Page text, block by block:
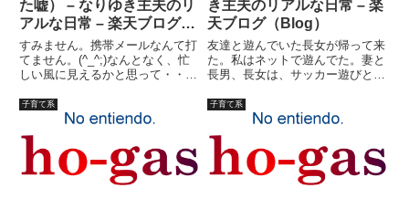
た嘘） – なりゆき主夫のリ
アルな日常 – 楽天ブログ
（Blog）
すみません。携帯メールなんて打
てません。(^_^;)なんとなく、忙
しい風に見えるかと思って・・・
った方はクリック！！いや?。と
りあえず、忙しいのではないけれ
ど、時間がないようです。帰省か
ら帰って一休みといきたい...
き主夫のリアルな日常 – 楽
天ブログ（Blog）
友達と遊んでいた長女が帰って来
た。私はネットで遊んでた。妻と
長男、長女は、サッカー遊びとい
のファミレスあたりで食べてく
る。「ああ、昼飯忘れてた！」
「なに食いたい？」「バナナ」
「わかった・・・」だから痩せて
るんだ...
子育て系 子育て系